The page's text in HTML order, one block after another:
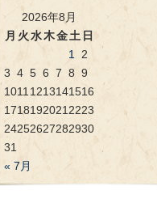
2026年8月
月 火 水木金土 日
1 2
3 4 5 6 7 8 9
1011 1213141516
17181920212223
24252627282930
31
« 7月